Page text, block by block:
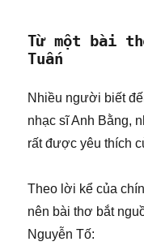
Từ một bài
Tuấn
Nhiều người biết
nhạc sĩ Anh Bằng,
rất được yêu thích
Theo lời kể của
nên bài thơ bắt
Nguyễn Tố: